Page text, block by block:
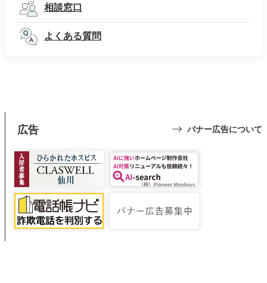
相談窓口
よくある質問
広告 バナー広告について